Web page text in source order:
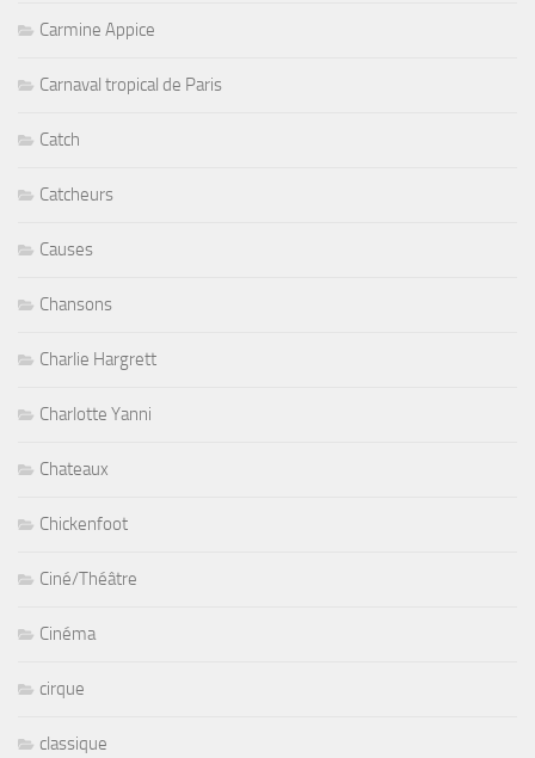
Carmine Appice
Carnaval tropical de Paris
Catch
Catcheurs
Causes
Chansons
Charlie Hargrett
Charlotte Yanni
Chateaux
Chickenfoot
Ciné/Théâtre
Cinéma
cirque
classique